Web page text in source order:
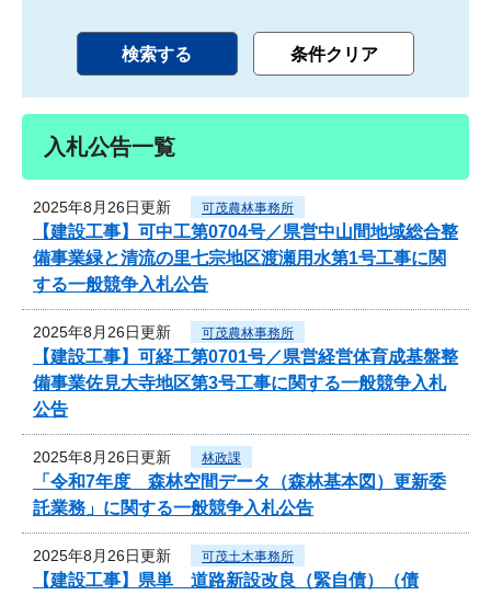
入札公告一覧
2025年8月26日更新 可茂農林事務所
【建設工事】可中工第0704号／県営中山間地域総合整
備事業緑と清流の里七宗地区渡瀬用水第1号工事に関
する一般競争入札公告
2025年8月26日更新 可茂農林事務所
【建設工事】可経工第0701号／県営経営体育成基盤整
備事業佐見大寺地区第3号工事に関する一般競争入札
公告
2025年8月26日更新 林政課
「令和7年度 森林空間データ（森林基本図）更新委
託業務」に関する一般競争入札公告
2025年8月26日更新 可茂土木事務所
【建設工事】県単 道路新設改良（緊自債）（債